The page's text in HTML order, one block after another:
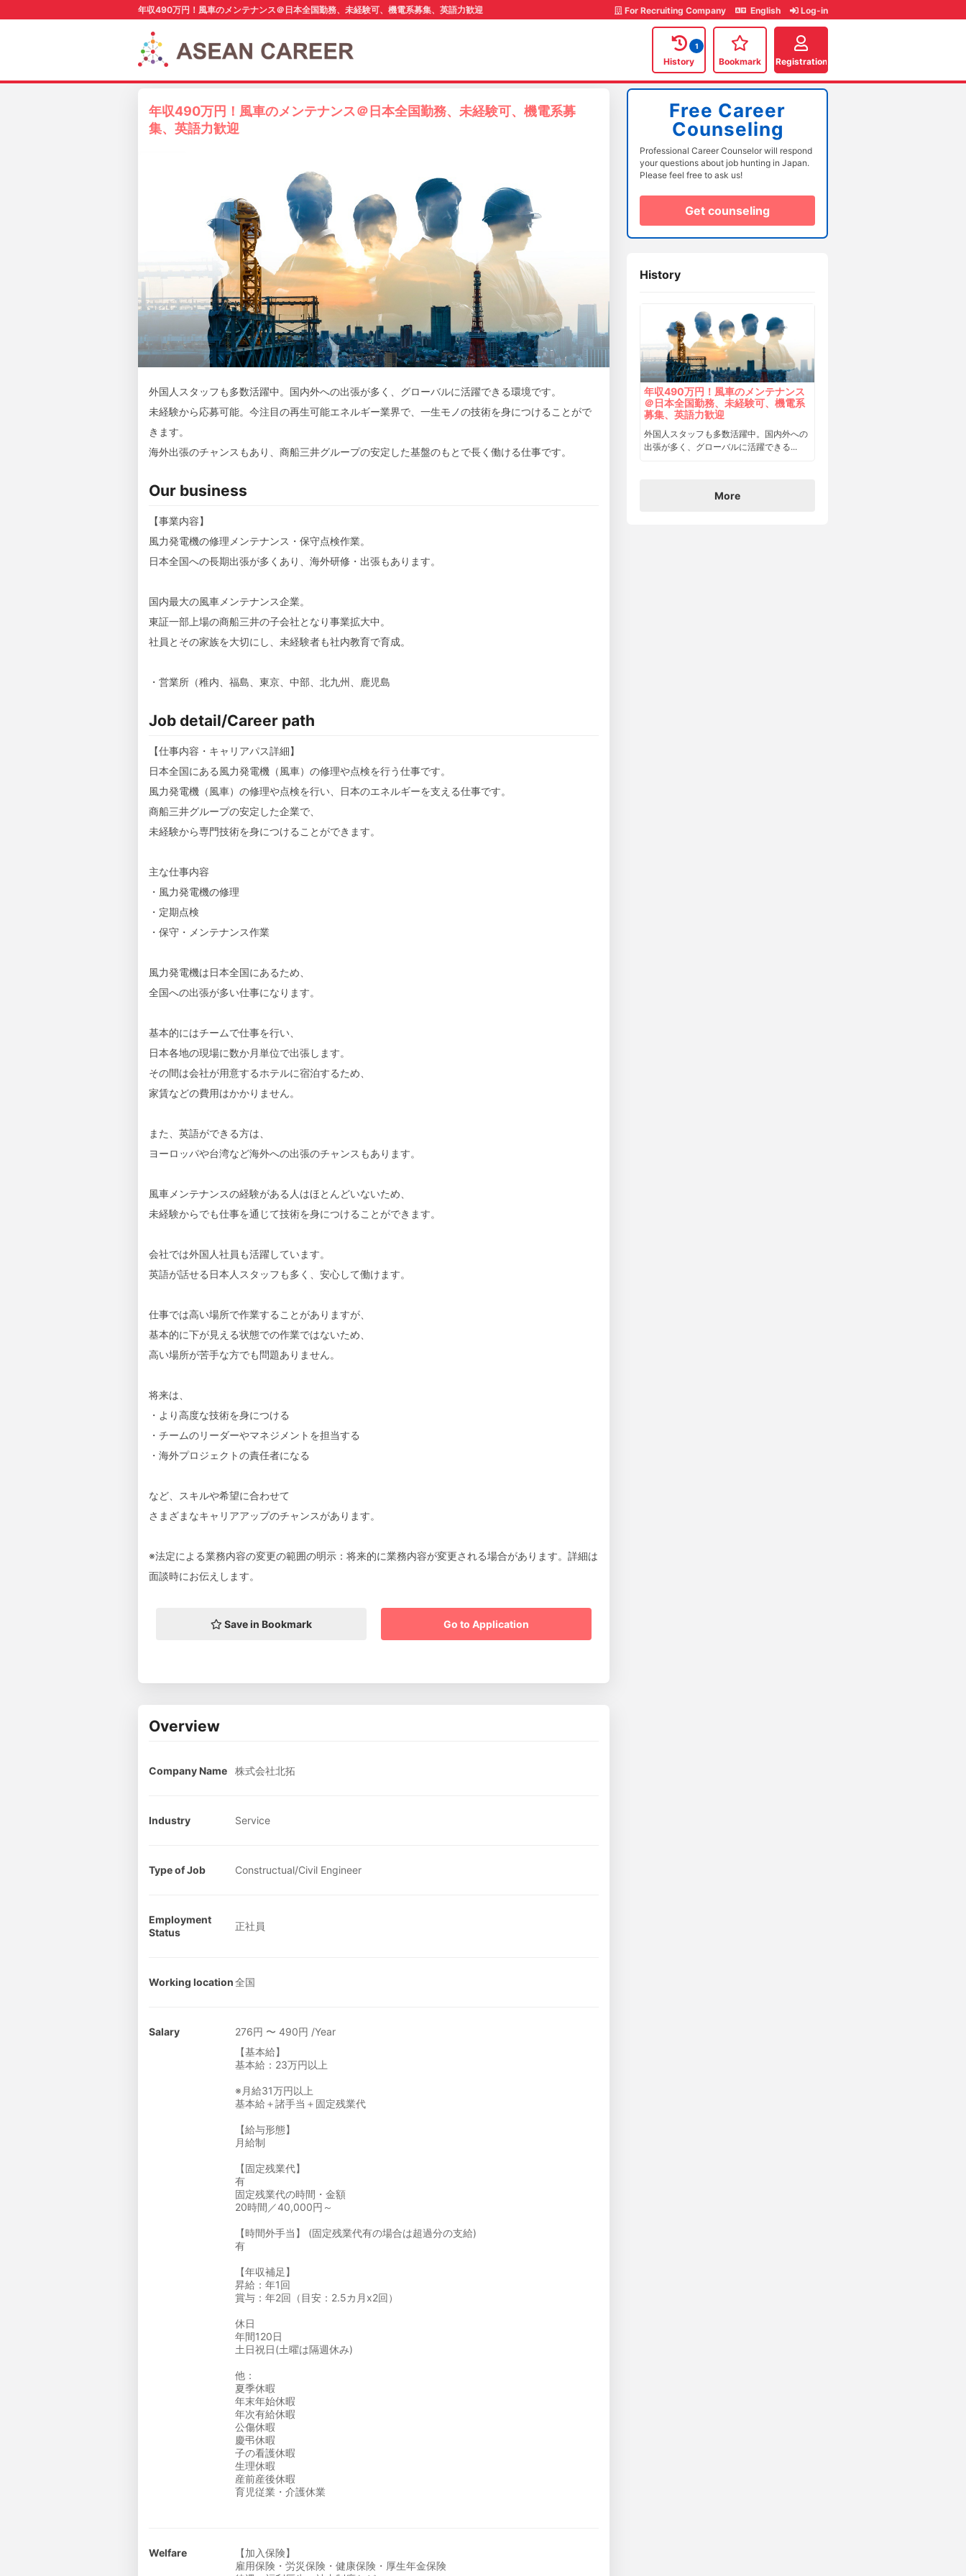
For Recruiting Company English Log-in
年収490万円！風車のメンテナンス＠日本全国勤務、未経験可、機電系募集、英語力歓迎
1
History Bookmark Registration
年収490万円！風車のメンテナンス＠日本全国勤務、未経験可、機電系募
集、英語力歓迎
外国人スタッフも多数活躍中。国内外への出張が多く、グローバルに活躍できる環境です。
未経験から応募可能。今注目の再生可能エネルギー業界で、一生モノの技術を身につけることがで
きます。
海外出張のチャンスもあり、商船三井グループの安定した基盤のもとで長く働ける仕事です。
Our business
【事業内容】
風力発電機の修理メンテナンス・保守点検作業。
日本全国への長期出張が多くあり、海外研修・出張もあります。
国内最大の風車メンテナンス企業。
東証一部上場の商船三井の子会社となり事業拡大中。
社員とその家族を大切にし、未経験者も社内教育で育成。
・営業所（稚内、福島、東京、中部、北九州、鹿児島
Job detail/Career path
【仕事内容・キャリアパス詳細】
日本全国にある風力発電機（風車）の修理や点検を行う仕事です。
風力発電機（風車）の修理や点検を行い、日本のエネルギーを支える仕事です。
商船三井グループの安定した企業で、
未経験から専門技術を身につけることができます。
主な仕事内容
・風力発電機の修理
・定期点検
・保守・メンテナンス作業
風力発電機は日本全国にあるため、
全国への出張が多い仕事になります。
基本的にはチームで仕事を行い、
日本各地の現場に数か月単位で出張します。
その間は会社が用意するホテルに宿泊するため、
家賃などの費用はかかりません。
また、英語ができる方は、
ヨーロッパや台湾など海外への出張のチャンスもあります。
風車メンテナンスの経験がある人はほとんどいないため、
未経験からでも仕事を通じて技術を身につけることができます。
会社では外国人社員も活躍しています。
英語が話せる日本人スタッフも多く、安心して働けます。
仕事では高い場所で作業することがありますが、
基本的に下が見える状態での作業ではないため、
高い場所が苦手な方でも問題ありません。
将来は、
・より高度な技術を身につける
・チームのリーダーやマネジメントを担当する
・海外プロジェクトの責任者になる
など、スキルや希望に合わせて
さまざまなキャリアアップのチャンスがあります。
※法定による業務内容の変更の範囲の明示：将来的に業務内容が変更される場合があります。詳細は
面談時にお伝えします。
Save in Bookmark Go to Application
Overview
Company Name 株式会社北拓
Industry Service
Type of Job Constructual/Civil Engineer
Employment
Status
正社員
Working location全国
Salary
276円 〜 490円 /Year
【基本給】
基本給：23万円以上
※月給31万円以上
基本給＋諸手当＋固定残業代
【給与形態】
月給制
【固定残業代】
有
固定残業代の時間・金額
20時間／40,000円～
【時間外手当】 (固定残業代有の場合は超過分の支給)
有
【年収補足】
昇給：年1回
賞与：年2回（目安：2.5カ月x2回）
休日
年間120日
土日祝日(土曜は隔週休み)
他：
夏季休暇
年末年始休暇
年次有給休暇
公傷休暇
慶弔休暇
子の看護休暇
生理休暇
産前産後休暇
育児従業・介護休業
Welfare
【加入保険】
雇用保険・労災保険・健康保険・厚生年金保険
Free Career
Counseling
Professional Career Counselor will respond
your questions about job hunting in Japan.
Please feel free to ask us!
Get counseling
History
年収490万円！風車のメンテナンス
＠日本全国勤務、未経験可、機電系
募集、英語力歓迎
外国人スタッフも多数活躍中。国内外への
出張が多く、グローバルに活躍できる...
More